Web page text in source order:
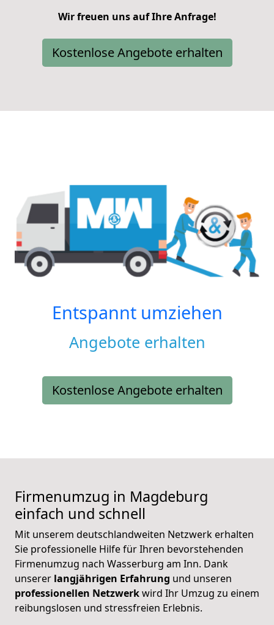
Wir freuen uns auf Ihre Anfrage!
Kostenlose Angebote erhalten
Entspannt umziehen
Angebote erhalten
Kostenlose Angebote erhalten
Firmenumzug in Magdeburg
einfach und schnell
Mit unserem deutschlandweiten Netzwerk erhalten
Sie professionelle Hilfe für Ihren bevorstehenden
Firmenumzug nach Wasserburg am Inn. Dank
unserer langjährigen Erfahrung und unseren
professionellen Netzwerkwird Ihr Umzug zu einem
reibungslosen und stressfreien Erlebnis.